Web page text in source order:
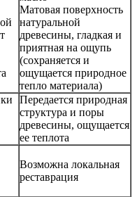
Матовая поверхность
натуральной
древесины, гладкая и
приятная на ощупь
(сохраняется и
ощущается природное
тепло материала)
Передается природная
структура и поры
древесины, ощущается
ее теплота
Возможна локальная
реставрация